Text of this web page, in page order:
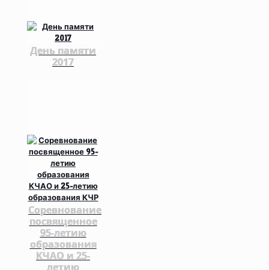
День памяти
2017
Соревнование
посвященное
95-летию
образования
КЧАО и 25-
летию